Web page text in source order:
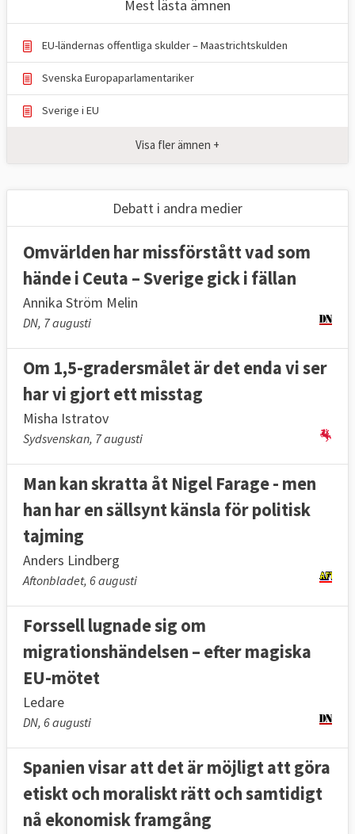
Mest lästa ämnen
EU-ländernas offentliga skulder – Maastrichtskulden
Svenska Europaparlamentariker
Sverige i EU
Visa fler ämnen +
Debatt i andra medier
Omvärlden har missförstått vad som
hände i Ceuta – Sverige gick i fällan
Annika Ström Melin
DN, 7 augusti
Om 1,5-gradersmålet är det enda vi ser
har vi gjort ett misstag
Misha Istratov
Sydsvenskan, 7 augusti
Man kan skratta åt Nigel Farage - men
han har en sällsynt känsla för politisk
tajming
Anders Lindberg
Aftonbladet, 6 augusti
Forssell lugnade sig om
migrationshändelsen – efter magiska
EU-mötet
Ledare
DN, 6 augusti
Spanien visar att det är möjligt att göra
etiskt och moraliskt rätt och samtidigt
nå ekonomisk framgång